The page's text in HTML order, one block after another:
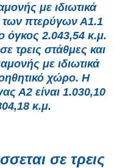
με ιδιωτικά
πτερύγων Α1.1
όγκος 2.043,54 κ.μ.
τρεις στάθμες και
με ιδιωτικά
χώρο. Η
Α2 είναι 1.030,10
κ.μ.
σε τρεις